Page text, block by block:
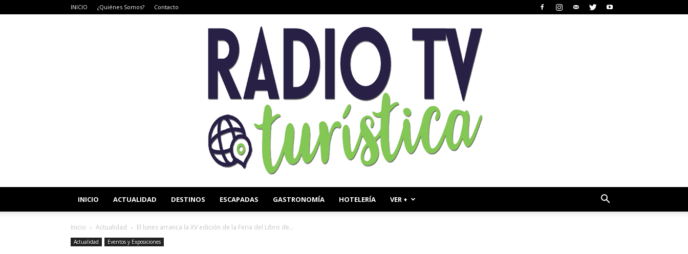
INICIO ¿Quiénes Somos? Contacto
INICIO ACTUALIDAD DESTINOS ESCAPADAS GASTRONOMÍA HOTELERÍA VER +
Inicio Actualidad El lunes arranca la XV edición de la Feria del Libro de...
Actualidad Eventos y Exposiciones